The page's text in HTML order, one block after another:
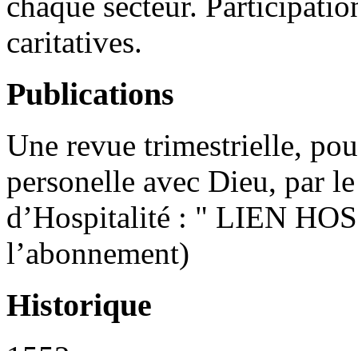
caritatives.
Publications
Une revue trimestrielle,
personelle avec Dieu, par
d’Hospitalité : " LIEN
l’abonnement)
Historique